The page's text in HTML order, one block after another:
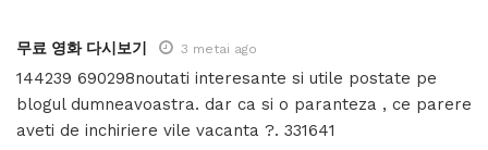
무료 영화 다시보기 3 metai ago
144239 690298noutati interesante si utile postate pe
blogul dumneavoastra. dar ca si o paranteza , ce parere
aveti de inchiriere vile vacanta ?. 331641